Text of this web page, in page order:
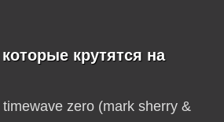
крутятся на